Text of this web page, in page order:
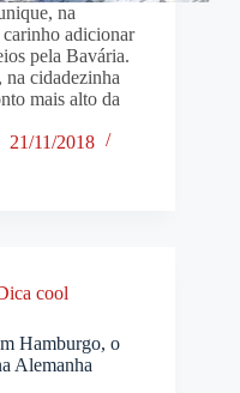
na
adicionar
pela Bavária.
cidadezinha
mais alto da
21/11/2018
cool
Hamburgo, o
Alemanha